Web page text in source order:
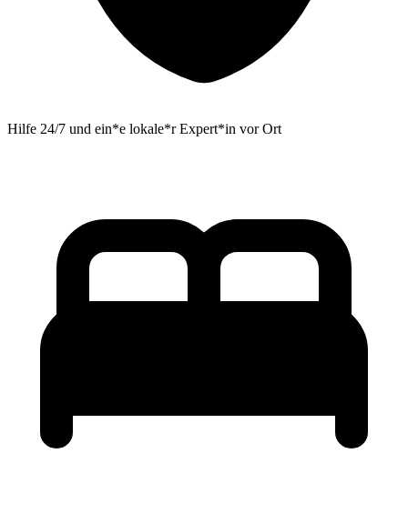
Hilfe 24/7 und ein*e lokale*r Expert*in vor Ort